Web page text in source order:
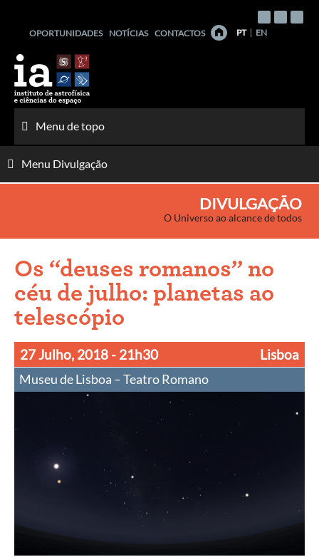
conteúdo
OPORTUNIDADES NOTÍCIAS CONTACTOS PT EN
Menu de topo
Menu Divulgação
DIVULGAÇÃO
O Universo ao alcance de todos
Os “deuses romanos” no
céu de julho: planetas ao
telescópio
27 Julho, 2018 - 21h30 Lisboa
Museu de Lisboa – Teatro Romano